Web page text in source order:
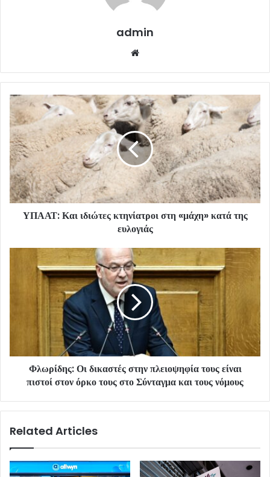
admin
ΥΠΑΑΤ: Και ιδιώτες κτηνίατροι στη «μάχη» κατά της
ευλογιάς
Φλωρίδης: Οι δικαστές στην πλειοψηφία τους είναι
πιστοί στον όρκο τους στο Σύνταγμα και τους νόμους
Related Articles